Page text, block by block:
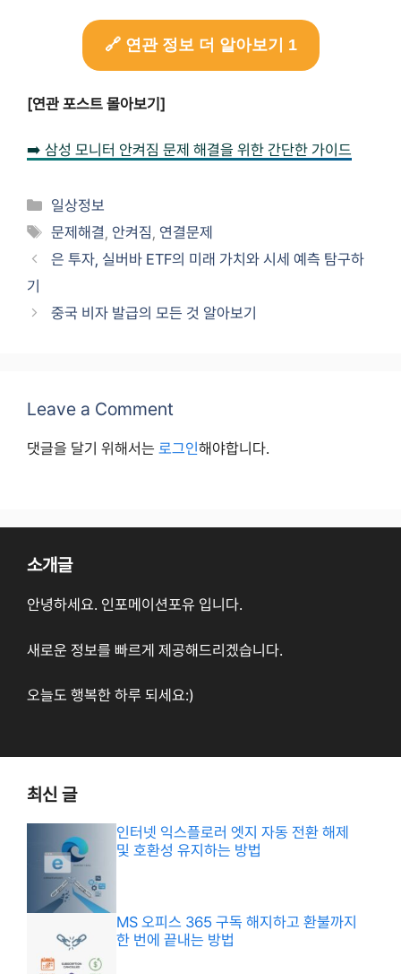
🔗 연관 정보 더 알아보기 1
[연관 포스트 몰아보기]
➡️ 삼성 모니터 안켜짐 문제 해결을 위한 간단한 가이드
Categories
일상정보
Tags
문제해결 안켜짐 연결문제
은 투자, 실버바 ETF의 미래 가치와 시세 예측 탐구하
기
중국 비자 발급의 모든 것 알아보기
Leave a Comment
댓글을 달기 위해서는 로그인해야합니다.
소개글
안녕하세요. 인포메이션포유 입니다.
새로운 정보를 빠르게 제공해드리겠습니다.
오늘도 행복한 하루 되세요:)
최신 글
인터넷 익스플로러 엣지 자동 전환 해제
및 호환성 유지하는 방법
MS 오피스 365 구독 해지하고 환불까지
한 번에 끝내는 방법